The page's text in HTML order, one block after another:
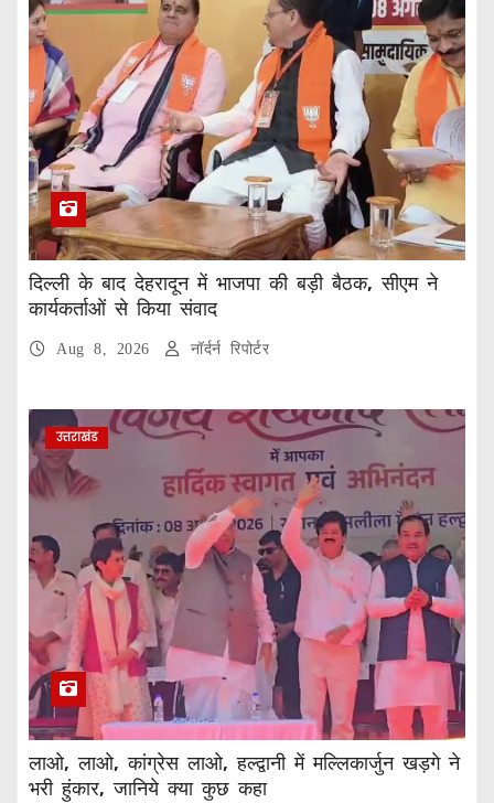
दिल्ली के बाद देहरादून में भाजपा की बड़ी बैठक, सीएम ने
कार्यकर्ताओं से किया संवाद
Aug 8, 2026 नॉर्दर्न रिपोर्टर
उत्तराखंड
लाओ, लाओ, कांग्रेस लाओ, हल्द्वानी में मल्लिकार्जुन खड़गे ने
भरी हुंकार, जानिये क्या कुछ कहा